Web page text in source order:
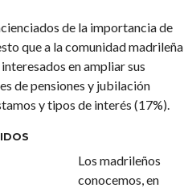
de la importancia de
que a la comunidad madrileña
en ampliar sus
de pensiones y jubilación
y tipos de interés (17%).
Los madrileños
conocemos, en